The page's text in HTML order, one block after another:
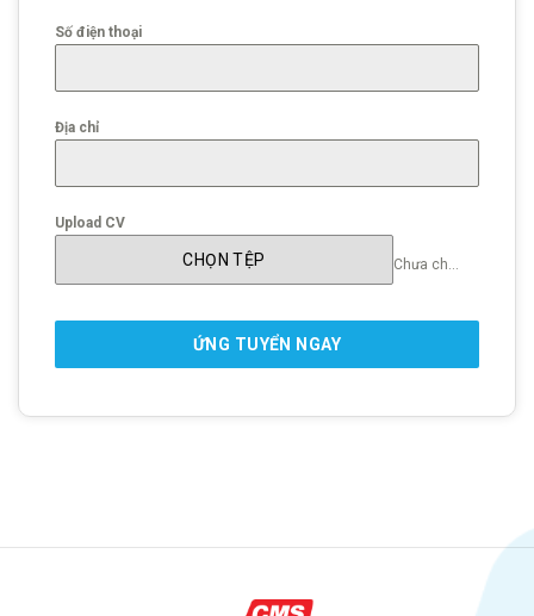
Số điện thoại
Địa chỉ
Upload CV
CHỌN TỆP Chưa chọn tệp
ỨNG TUYỂN NGAY